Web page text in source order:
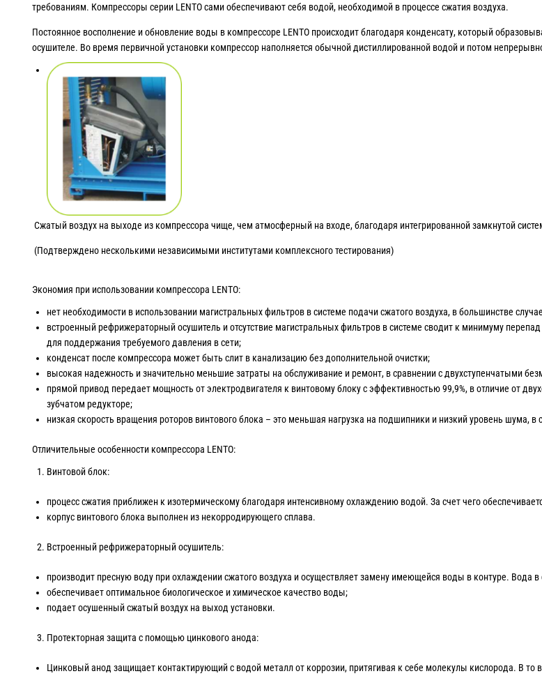
требованиям. Компрессоры серии LENTO сами обеспечивают себя водой, необходимой в процессе сжатия воздуха.
Постоянное восполнение и обновление воды в компрессоре LENTO происходит благодаря конденсату, который
осушителе. Во время первичной установки компрессор наполняется обычной дистиллированной водой и потом
Сжатый воздух на выходе из компрессора чище, чем атмосферный на входе, благодаря интегрированной замкнутой
(Подтверждено несколькими независимыми институтами комплексного тестирования)
Экономия при использовании компрессора LENTO:
нет необходимости в использовании магистральных фильтров в системе подачи сжатого воздуха, в большинстве
встроенный рефрижераторный осушитель и отсутствие магистральных фильтров в системе сводит к минимуму
для поддержания требуемого давления в сети;
конденсат после компрессора может быть слит в канализацию без дополнительной очистки;
высокая надежность и значительно меньшие затраты на обслуживание и ремонт, в сравнении с двухступенчатыми
прямой привод передает мощность от электродвигателя к винтовому блоку с эффективностью 99,9%, в отличие от
зубчатом редукторе;
низкая скорость вращения роторов винтового блока – это меньшая нагрузка на подшипники и низкий уровень шума,
Отличительные особенности компрессора LENTO:
Винтовой блок:
процесс сжатия приближен к изотермическому благодаря интенсивному охлаждению водой. За счет чего
корпус винтового блока выполнен из некорродирующего сплава.
Встроенный рефрижераторный осушитель:
производит пресную воду при охлаждении сжатого воздуха и осуществляет замену имеющейся воды в контуре. Вода в
обеспечивает оптимальное биологическое и химическое качество воды;
подает осушенный сжатый воздух на выход установки.
Протекторная защита с помощью цинкового анода:
Цинковый анод защищает контактирующий с водой металл от коррозии, притягивая к себе молекулы кислорода. В то